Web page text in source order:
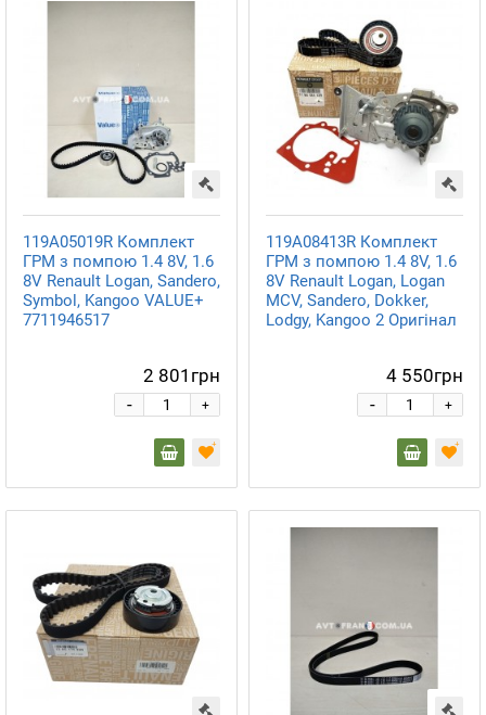
119A05019R Комплект
ГРМ з помпою 1.4 8V, 1.6
8V Renault Logan, Sandero,
Symbol, Kangoo VALUE+
7711946517
2 801грн
+
-
119A08413R Комплект
ГРМ з помпою 1.4 8V, 1.6
8V Renault Logan, Logan
MCV, Sandero, Dokker,
Lodgy, Kangoo 2 Оригінал
4 550грн
+
-